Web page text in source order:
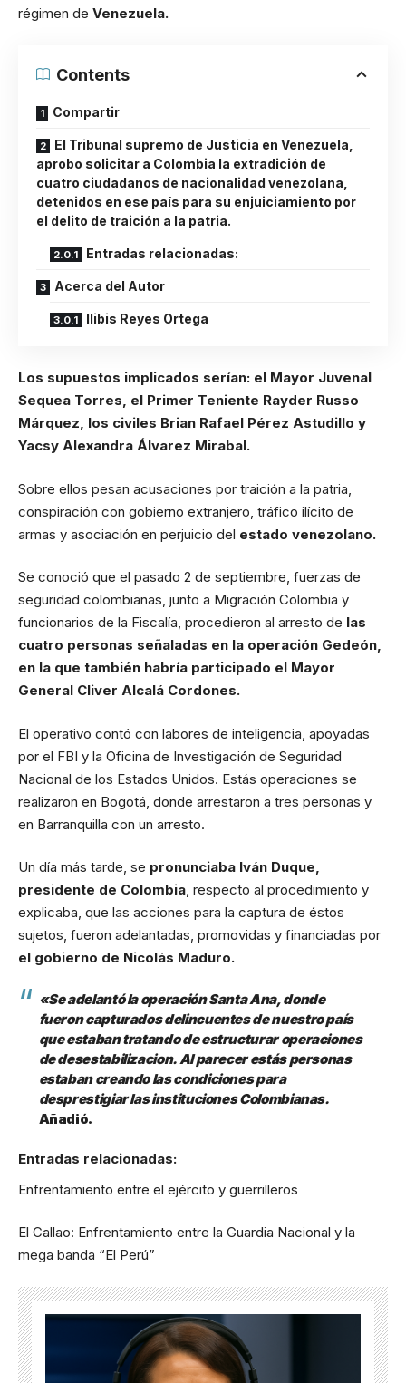
régimen de Venezuela.
Contents
Compartir
El Tribunal supremo de Justicia en Venezuela,
aprobo solicitar a Colombia la extradición de
cuatro ciudadanos de nacionalidad venezolana,
detenidos en ese país para su enjuiciamiento por
el delito de traición a la patria.
Entradas relacionadas:
Acerca del Autor
Ilibis Reyes Ortega
Los supuestos implicados serían: el Mayor Juvenal
Sequea Torres, el Primer Teniente Rayder Russo
Márquez, los civiles Brian Rafael Pérez Astudillo y
Yacsy Alexandra Álvarez Mirabal.
Sobre ellos pesan acusaciones por traición a la patria,
conspiración con gobierno extranjero, tráfico ilícito de
armas y asociación en perjuicio del estado venezolano.
Se conoció que el pasado 2 de septiembre, fuerzas de
seguridad colombianas, junto a Migración Colombia y
funcionarios de la Fiscalía, procedieron al arresto de las
cuatro personas señaladas en la operación Gedeón,
en la que también habría participado el Mayor
General Cliver Alcalá Cordones.
El operativo contó con labores de inteligencia, apoyadas
por el FBI y la Oficina de Investigación de Seguridad
Nacional de los Estados Unidos. Estás operaciones se
realizaron en Bogotá, donde arrestaron a tres personas y
en Barranquilla con un arresto.
Un día más tarde, se pronunciaba Iván Duque,
presidente de Colombia, respecto al procedimiento y
explicaba, que las acciones para la captura de éstos
sujetos, fueron adelantadas, promovidas y financiadas por
el gobierno de Nicolás Maduro.
«Se adelantó la operación Santa Ana, donde
fueron capturados delincuentes de nuestro país
que estaban tratando de estructurar operaciones
de desestabilizacion. Al parecer estás personas
estaban creando las condiciones para
desprestigiar las instituciones Colombianas.
Añadió.
Entradas relacionadas:
Enfrentamiento entre el ejército y guerrilleros
El Callao: Enfrentamiento entre la Guardia Nacional y la
mega banda “El Perú”